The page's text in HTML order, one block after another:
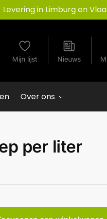
Levering in Limburg en
Mijn lijst Nieuws
Over ons
per liter